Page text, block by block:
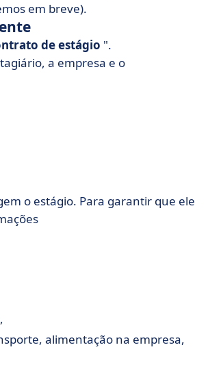
em breve).
de estágio ".
a empresa e o
o estágio. Para garantir que ele
alimentação na empresa,